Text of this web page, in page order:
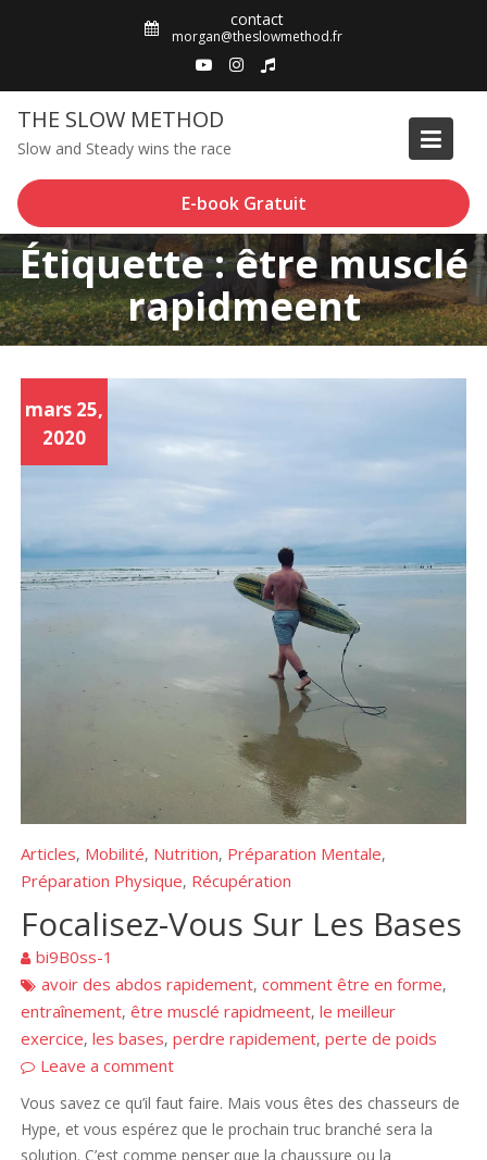
contact
morgan@theslowmethod.fr
THE SLOW METHOD
Slow and Steady wins the race
E-book Gratuit
Étiquette : être musclé
rapidmeent
mars 25,
2020
Articles, Mobilité, Nutrition, Préparation Mentale,
Préparation Physique, Récupération
Focalisez-Vous Sur Les Bases
bi9B0ss-1
avoir des abdos rapidement,comment être en forme,
entraînement,être musclé rapidmeent,le meilleur
exercice,les bases,perdre rapidement,perte de poids
Leave a comment
Vous savez ce qu’il faut faire. Mais vous êtes des chasseurs de
Hype, et vous espérez que le prochain truc branché sera la
solution. C’est comme penser que la chaussure ou la